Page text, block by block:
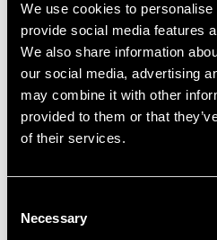
We use cookies to
provide social media features
We also share information
our social media, advertising
may combine it with other
provided to them or that
of their services.
Selection
Necessary
Anbefalede